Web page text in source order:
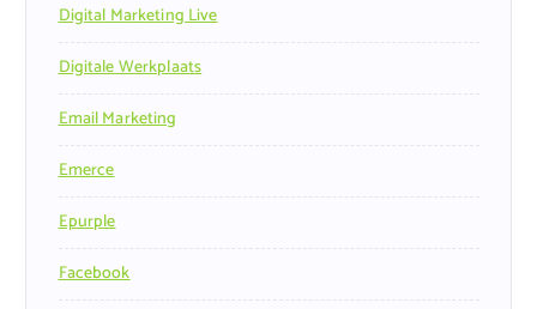
Digital Marketing Live
Digitale Werkplaats
Email Marketing
Emerce
Epurple
Facebook